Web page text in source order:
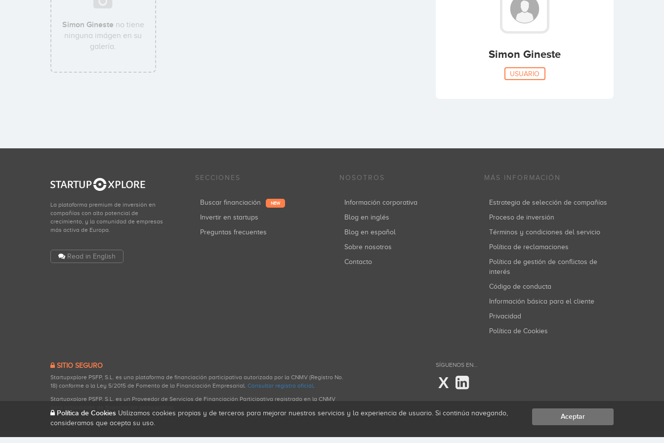
Simon Ginesteno tiene
ninguna imágen en su
galería.
Simon Gineste
USUARIO
La plataforma premium de inversión en
compañías con alto potencial de
crecimiento, y la comunidad de empresas
más activa de Europa.
Read in English
SECCIONES
Buscar financiación NEW
Invertir en startups
Preguntas frecuentes
NOSOTROS
Información corporativa
Blog en inglés
Blog en español
Sobre nosotros
Contacto
MÁS INFORMACIÓN
Estrategia de selección de compañías
Proceso de inversión
Términos y condiciones del servicio
Política de reclamaciones
Política de gestión de conflictos de
interés
Código de conducta
Información básica para el cliente
Privacidad
Política de Cookies
SITIO SEGURO
Startupxplore PSFP, S.L. es una plataforma de financiación participativa autorizada por la CNMV (Registro No.
18) conforme a la Ley 5/2015 de Fomento de la Financiación Empresarial. Consultar registro oficial.
Startupxplore PSFP, S.L. es un Proveedor de Servicios de Financiación Participativa registrado en la CNMV
SÍGUENOS EN...
X
Política de Cookies Utilizamos cookies propias y de terceros para mejorar nuestros servicios y la experiencia de usuario. Si continúa navegando,
consideramos que acepta su uso.
Aceptar